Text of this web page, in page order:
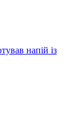
напій із